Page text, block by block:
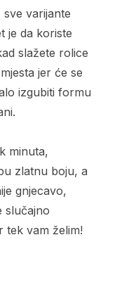
varijante
je da koriste
slažete rolice
jer će se
izgubiti formu
minuta,
zlatnu boju, a
gnjecavo,
slučajno
tek vam želim!